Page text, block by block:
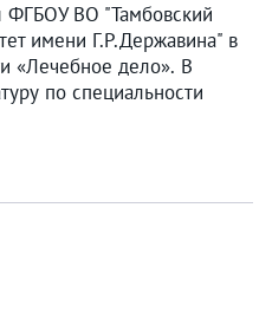
ФГБОУ ВО "Тамбовский
имени Г.Р.Державина" в
«Лечебное дело». В
по специальности